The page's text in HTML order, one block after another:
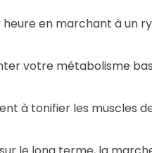
en marchant à un
votre métabolisme
à tonifier les muscles